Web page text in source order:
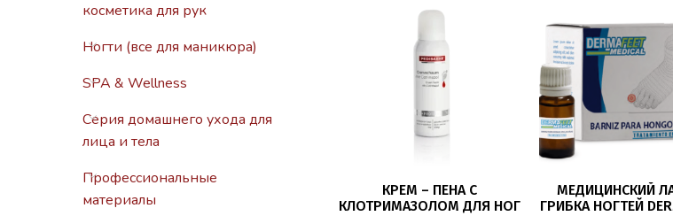
косметика для рук
Ногти (все для маникюра)
SPA & Wellness
Серия домашнего ухода для
лица и тела
Профессиональные
материалы
В КОРЗИНУ
КРЕМ – ПЕНА С
КЛОТРИМАЗОЛОМ ДЛЯ НОГ
В КОРЗИНУ
МЕДИЦИНСКИЙ
ГРИБКА НОГТЕЙ